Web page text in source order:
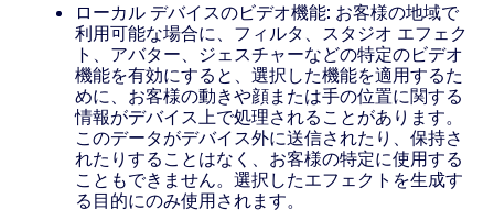
ローカル デバイスのビデオ機能: お客様の地域で
利用可能な場合に、フィルタ、スタジオ エフェク
ト、アバター、ジェスチャーなどの特定のビデオ
機能を有効にすると、選択した機能を適用するた
めに、お客様の動きや顔または手の位置に関する
情報がデバイス上で処理されることがあります。
このデータがデバイス外に送信されたり、保持さ
れたりすることはなく、お客様の特定に使用する
こともできません。選択したエフェクトを生成す
る目的にのみ使用されます。